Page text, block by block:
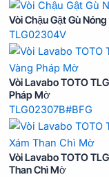
Vòi Chậu Gật Gù
TLG02304V
Vòi Lavabo TOTO
Pháp Mờ
TLG02307B#BFG
Vòi Lavabo TOTO
Than Chì Mờ